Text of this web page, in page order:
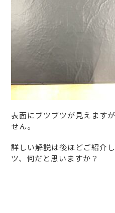
表面にブツブツが見えます
せん。
詳しい解説は後ほどご紹介
ツ、何だと思いますか？